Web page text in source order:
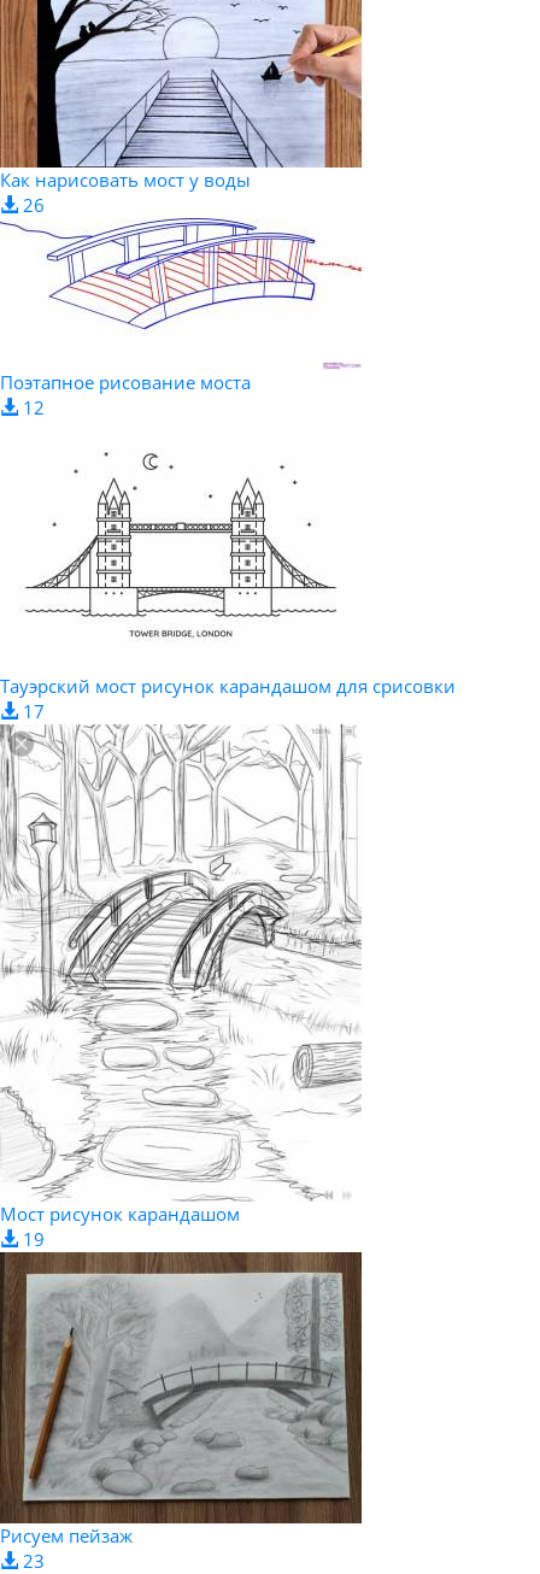
Как нарисовать мост у воды
26
Поэтапное рисование моста
12
Тауэрский мост рисунок карандашом для срисовки
17
Мост рисунок карандашом
19
Рисуем пейзаж
23